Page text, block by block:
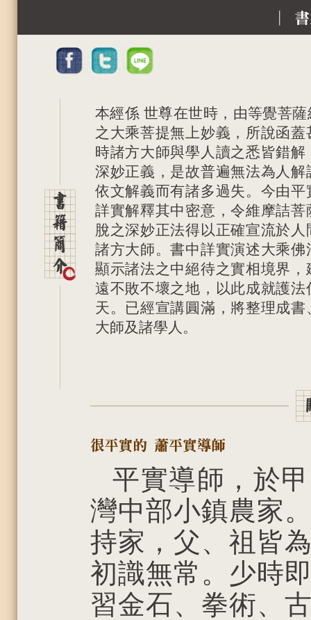
本經係 世尊在世時，由等覺菩
之大乘菩提無上妙義，所說函
時諸方大師與學人讀之悉皆錯
深妙正義，是故普遍無法為人
依文解義而有諸多過失。今由
詳實解釋其中密意，令維摩詰
脫之深妙正法得以正確宣流於
諸方大師。書中詳實演述大乘
顯示諸法之中絕待之實相境界
遠不敗不壞之地，以此成就護
天。已經宣講圓滿，將整理成
大師及諸學人。
平實導師，於
灣中部小鎮農家
持家，父、祖皆
初識無常。少時
習金石、拳術、